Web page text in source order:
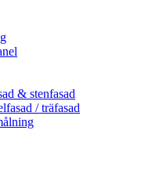
& stenfasad
/ träfasad